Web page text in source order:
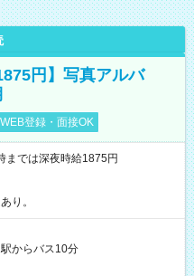
円】写真アルバ
WEB登録・面接OK
までは深夜時給1875円
り。
からバス10分